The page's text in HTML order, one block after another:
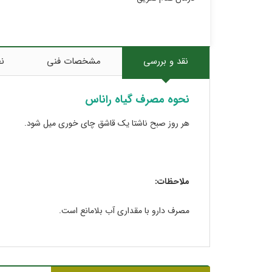
نقد و بررسی مشخصات فنی
نحوه مصرف گیاه راناس
هر روز صبح ناشتا یک قاشق چای خوری میل شود.
ملاحظات:
مصرف دارو با مقداری آب بلامانع است.